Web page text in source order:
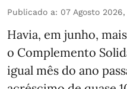
Publicado a: 07 Agosto 2026,
Havia, em junho,
o Complemento
igual mês do ano